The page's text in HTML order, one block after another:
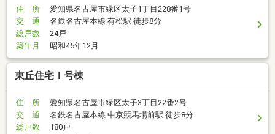
住 所
愛知県名古屋市緑区太子1丁目228番1号
交 通
名鉄名古屋本線 有松駅 徒歩8分
総戸数
24戸
築年月
昭和45年12月
東丘住宅Ｉ号棟
住 所
愛知県名古屋市緑区太子3丁目22番2号
交 通
名鉄名古屋本線 中京競馬場前駅 徒歩8分
総戸数
180戸